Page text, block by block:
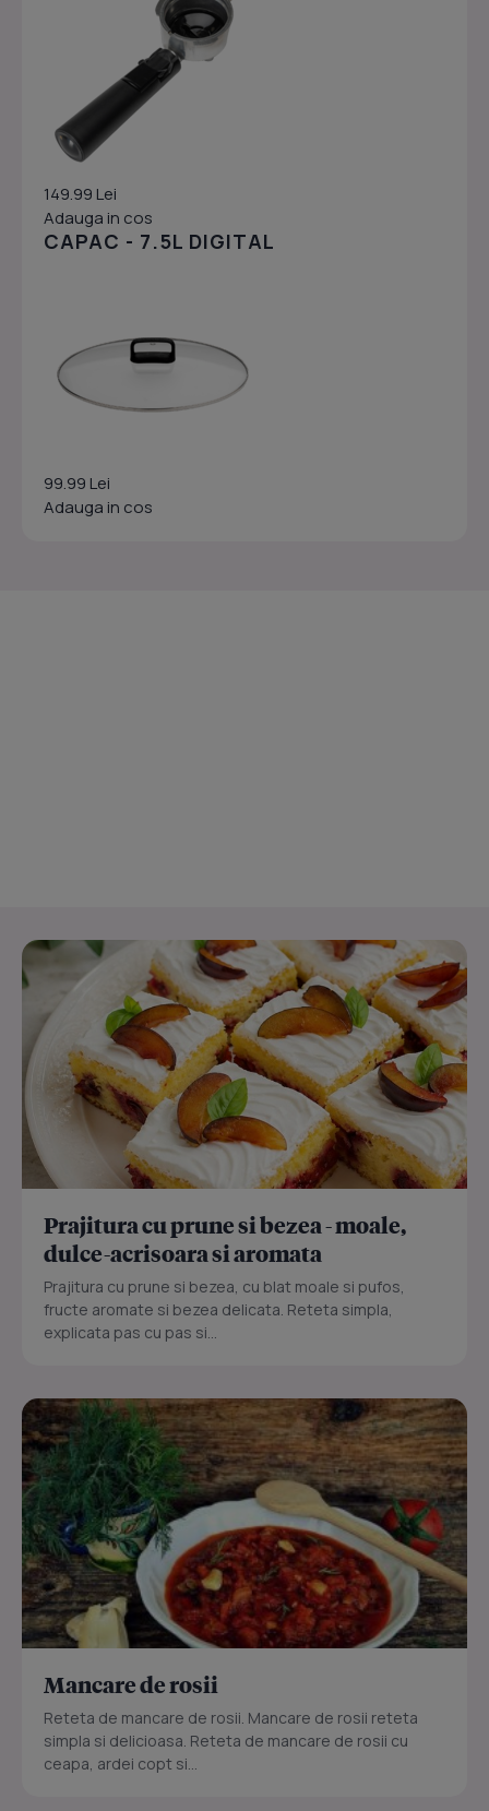
149.99 Lei
Adauga in cos
CAPAC - 7.5L DIGITAL
99.99 Lei
Adauga in cos
Prajitura cu prune si bezea - moale,
dulce-acrisoara si aromata
Prajitura cu prune si bezea, cu blat moale si pufos,
fructe aromate si bezea delicata. Reteta simpla,
explicata pas cu pas si...
Mancare de rosii
Reteta de mancare de rosii. Mancare de rosii reteta
simpla si delicioasa. Reteta de mancare de rosii cu
ceapa, ardei copt si...